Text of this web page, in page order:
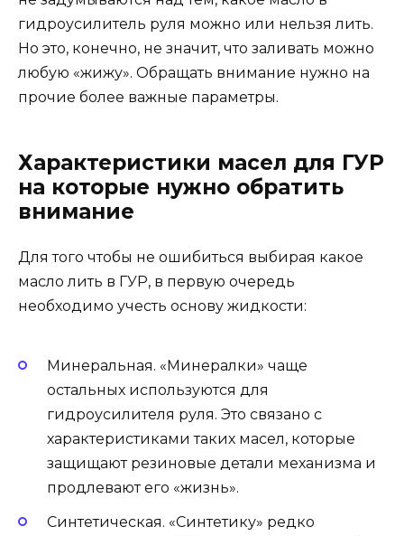
гидроусилитель руля можно или нельзя лить.
Но это, конечно, не значит, что заливать можно
любую «жижу». Обращать внимание нужно на
прочие более важные параметры.
Характеристики масел для ГУР
на которые нужно обратить
внимание
Для того чтобы не ошибиться выбирая какое
масло лить в ГУР, в первую очередь
необходимо учесть основу жидкости:
Минеральная. «Минералки» чаще
остальных используются для
гидроусилителя руля. Это связано с
характеристиками таких масел, которые
защищают резиновые детали механизма и
продлевают его «жизнь».
Синтетическая. «Синтетику» редко